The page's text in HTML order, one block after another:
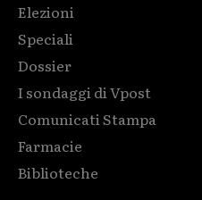
Elezioni
Speciali
Dossier
I sondaggi di Vpost
Comunicati Stampa
Farmacie
Biblioteche